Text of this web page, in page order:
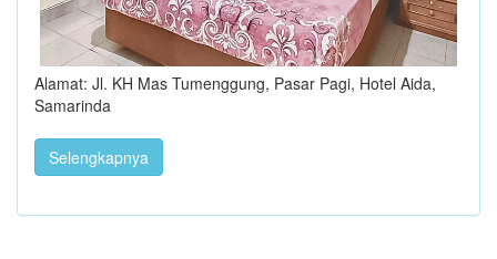
Alamat: Jl. KH Mas Tumenggung, Pasar Pagi, Hotel Aida,
Samarinda
Selengkapnya